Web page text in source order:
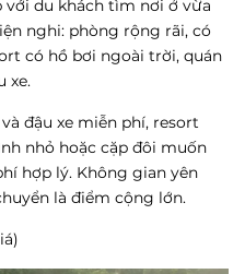
với du khách tìm nơi ở vừa
nghi: phòng rộng rãi, có
có hồ bơi ngoài trời, quán
xe.
đậu xe miễn phí, resort
nhỏ hoặc cặp đôi muốn
hợp lý. Không gian yên
là điểm cộng lớn.